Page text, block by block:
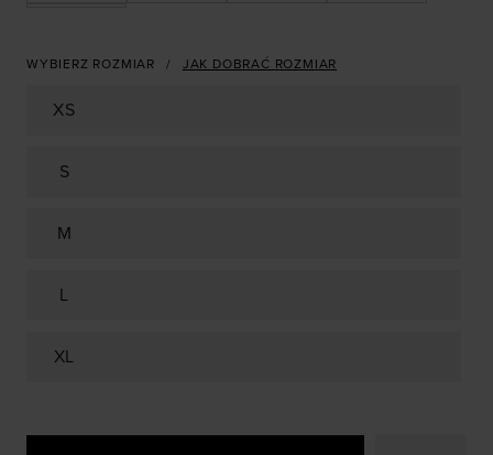
WYBIERZ ROZMIAR JAK DOBRAĆ ROZMIAR
XS
S
M
L
XL